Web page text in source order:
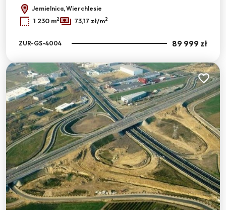
Jemielnica, Wierchlesie
1 230 m2 73,17 zł/m2
ZUR-GS-4004 89 999 zł
Dodaj